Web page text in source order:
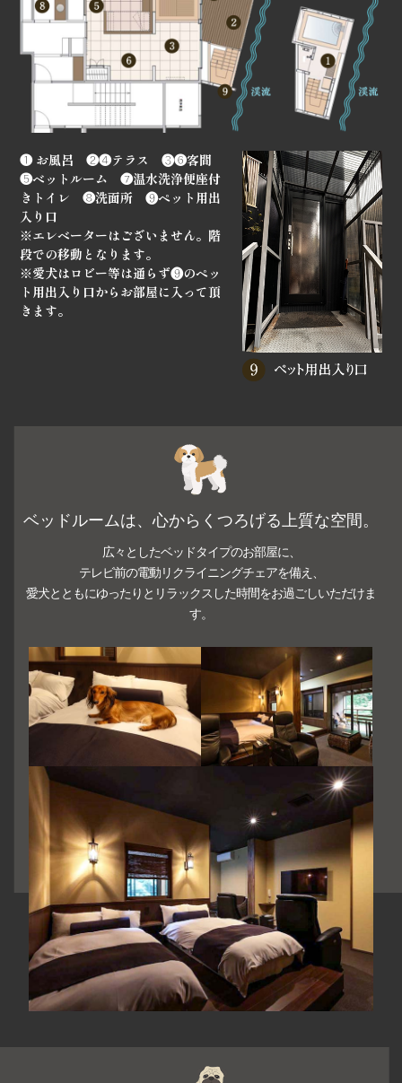
❶ お風呂 ❷❹テラス ❸❻客間
❺ベットルーム ❼温水洗浄便座付
きトイレ ❽洗面所 ❾ペット用出
入り口
※エレベーターはございません。階
段での移動となります。
※愛犬はロビー等は通らず❾のペッ
ト用出入り口からお部屋に入って頂
きます。
ベッドルームは、心からくつろげる上質な空間。
広々としたベッドタイプのお部屋に、
テレビ前の電動リクライニングチェアを備え、
愛犬とともにゆったりとリラックスした時間をお過ごしいただけま
す。